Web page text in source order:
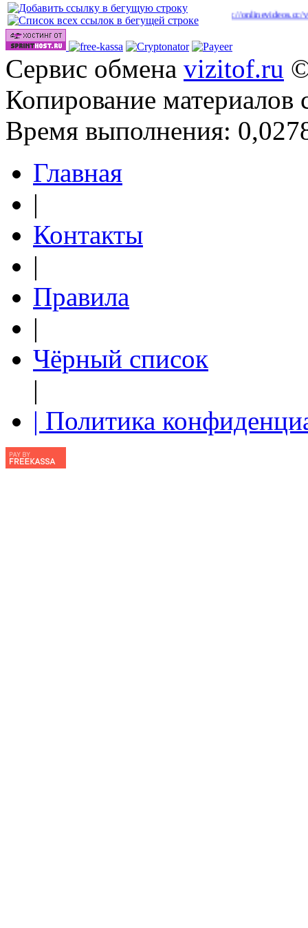
(40)|http://onlinevideos.cc/go/out.php(42)|http://onlinevideos.cc/videos/(44)
Сервис обмена vizitof.ru
Копирование материалов
Время выполнения:
Главная
|
Контакты
|
Правила
|
Чёрный список
|
| Политика